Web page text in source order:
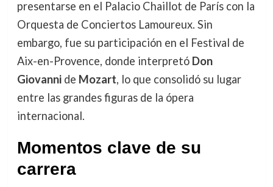
presentarse en el Palacio Chaillot de París con la
Orquesta de Conciertos Lamoureux. Sin
embargo, fue su participación en el Festival de
Aix-en-Provence, donde interpretó Don
Giovannide Mozart, lo que consolidó su lugar
entre las grandes figuras de la ópera
internacional.
Momentos clave de su
carrera